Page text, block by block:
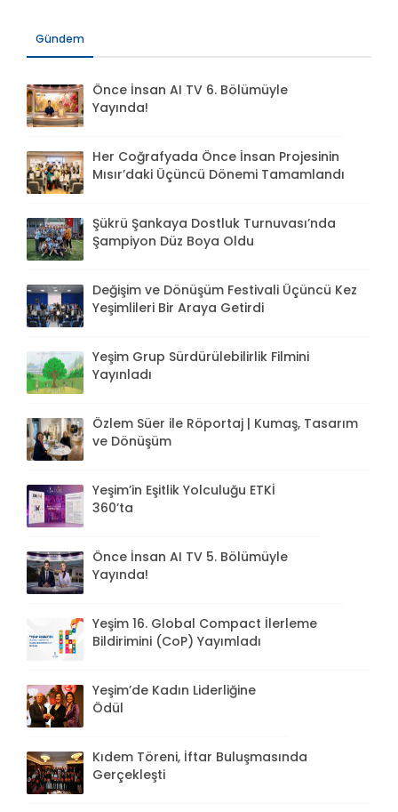
Gündem
Önce İnsan AI TV 6. Bölümüyle
Yayında!
Her Coğrafyada Önce İnsan Projesinin
Mısır’daki Üçüncü Dönemi Tamamlandı
Şükrü Şankaya Dostluk Turnuvası’nda
Şampiyon Düz Boya Oldu
Değişim ve Dönüşüm Festivali Üçüncü Kez
Yeşimlileri Bir Araya Getirdi
Yeşim Grup Sürdürülebilirlik Filmini
Yayınladı
Özlem Süer ile Röportaj | Kumaş, Tasarım
ve Dönüşüm
Yeşim’in Eşitlik Yolculuğu ETKİ
360’ta
Önce İnsan AI TV 5. Bölümüyle
Yayında!
Yeşim 16. Global Compact İlerleme
Bildirimini (CoP) Yayımladı
Yeşim’de Kadın Liderliğine
Ödül
Kıdem Töreni, İftar Buluşmasında
Gerçekleşti